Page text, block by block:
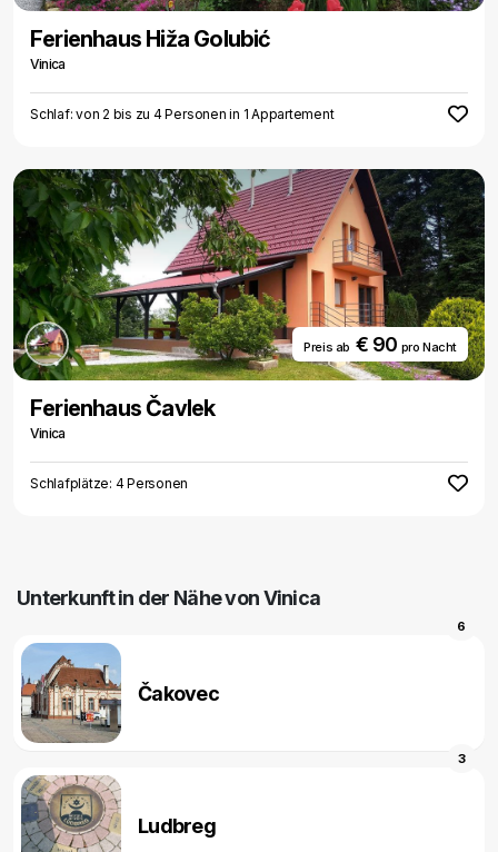
Ferienhaus Hiža Golubić
Vinica
Schlaf: von 2 bis zu 4 Personen in 1 Appartement
Preis ab€ 90 pro Nacht
Ferienhaus Čavlek
Vinica
Schlafplätze: 4 Personen
Unterkunft in der Nähe von Vinica
Čakovec
6
Ludbreg
3